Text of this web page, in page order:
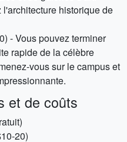
historique de
- Vous pouvez terminer
rapide de la célèbre
vous sur le campus et
et de coûts
20)